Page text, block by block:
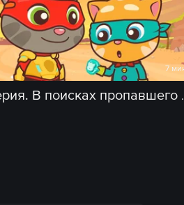
7
4 серия.